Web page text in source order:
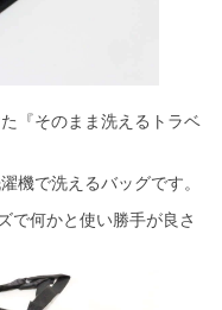
『そのまま洗えるトラベ
機で洗えるバッグです。
で何かと使い勝手が良さ